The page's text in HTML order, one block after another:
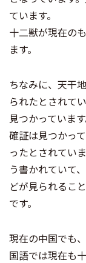
ています。
十二獣が現在の
ます。
ちなみに、天干
られたとされて
見つかっています
確証は見つかっ
ったとされてい
う書かれていて
どが見られるこ
です。
現在の中国でも
国語では現在も